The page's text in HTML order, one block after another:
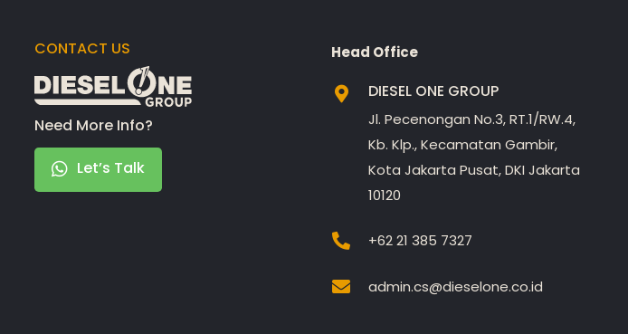
CONTACT US
Need More Info?
Let’s Talk
Head Office
DIESEL ONE GROUP
Jl. Pecenongan No.3, RT.1/RW.4,
Kb. Klp., Kecamatan Gambir,
Kota Jakarta Pusat, DKI Jakarta
10120
+62 21 385 7327
admin.cs@dieselone.co.id